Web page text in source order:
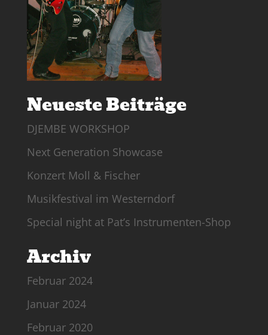
Neueste Beiträge
DJEMBE WORKSHOP
Next Generation Showcase
Konzert Moll & Fischer
Musikfestival im Westerndorf
Special night at Pat’s Instrumenten-Shop
Archiv
Februar 2024
Januar 2024
Februar 2020